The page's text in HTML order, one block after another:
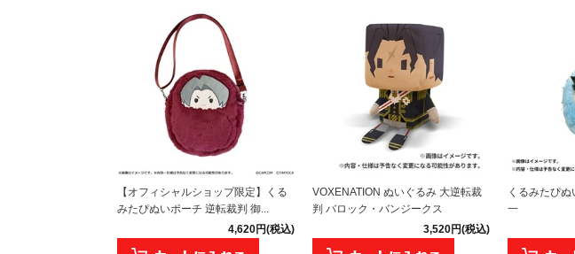
【オフィシャルショップ限定】くる
みたぴぬいポーチ 逆転裁判 御...
4,620円(税込)
VOXENATION ぬいぐるみ 大逆転裁
判 バロック・バンジークス
3,520円(税込)
くるみたぴ
一